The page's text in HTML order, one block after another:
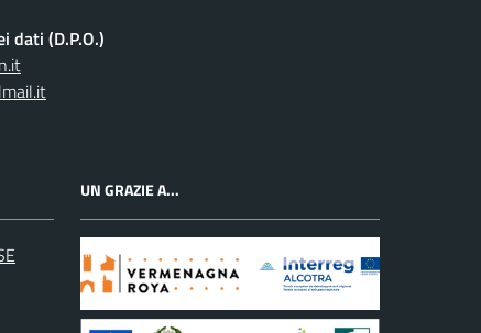
dati (D.P.O.)
UN GRAZIE A...